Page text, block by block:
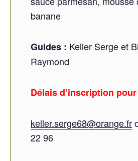
banane
Guides : Keller Serge et
Raymond
Délais d’inscription pour
keller.serge68@orange.fr
22 96